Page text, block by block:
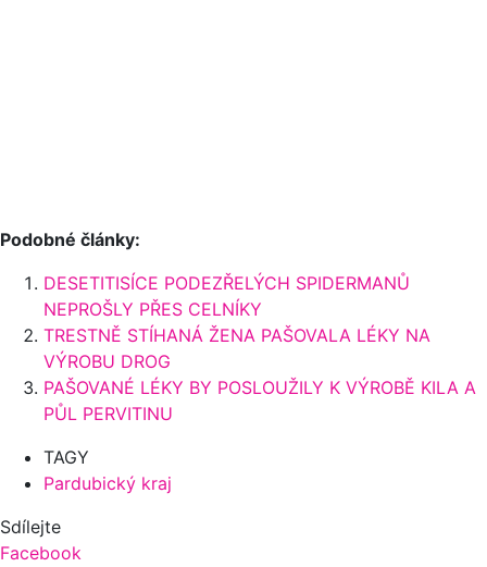
Podobné články:
DESETITISÍCE PODEZŘELÝCH SPIDERMANŮ
NEPROŠLY PŘES CELNÍKY
TRESTNĚ STÍHANÁ ŽENA PAŠOVALA LÉKY NA
VÝROBU DROG
PAŠOVANÉ LÉKY BY POSLOUŽILY K VÝROBĚ KILA A
PŮL PERVITINU
TAGY
Pardubický kraj
Sdílejte
Facebook